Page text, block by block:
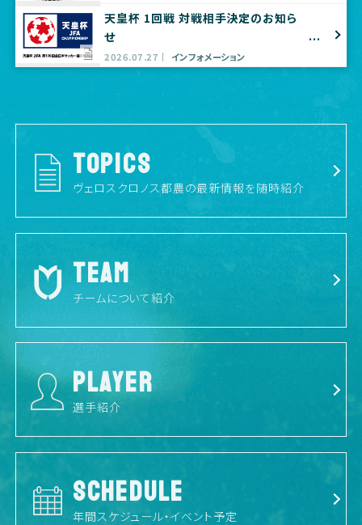
天皇杯 1回戦 対戦相手決定のお知ら
せ
2026.07.27 インフォメーション
TOPICS
ヴェロスクロノス都農の最新情報を随時紹介
TEAM
チームについて紹介
PLAYER
選手紹介
SCHEDULE
年間スケジュール・イベント予定